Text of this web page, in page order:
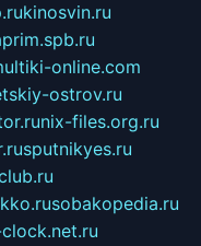
kinosvin.ru
online.com
ostrov.ru
nix-files.org.ru
sputnikyes.ru
sobakopedia.ru